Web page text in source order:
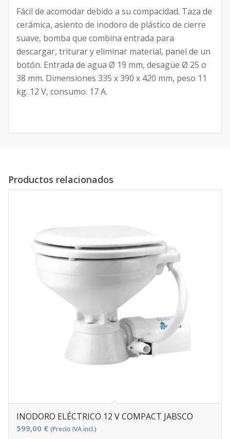
Fácil de acomodar debido a su compacidad. Taza de
cerámica, asiento de inodoro de plástico de cierre
suave, bomba que combina entrada para
descargar, triturar y eliminar material, panel de un
botón. Entrada de agua Ø 19 mm, desagüe Ø 25 o
38 mm. Dimensiones 335 x 390 x 420 mm, peso 11
kg. 12 V, consumo. 17 A.
Productos relacionados
INODORO ELÉCTRICO 12 V COMPACT JABSCO
599,00 € (Precio IVA incl.)